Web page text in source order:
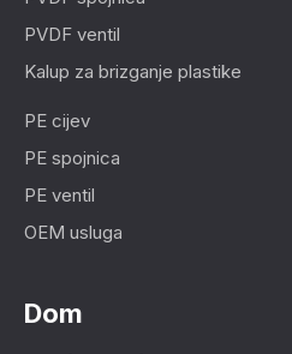
PVDF ventil
Kalup za brizganje plastike
PE cijev
PE spojnica
PE ventil
OEM usluga
Dom